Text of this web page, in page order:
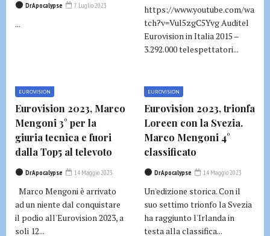
DrApocalypse 7 Luglio 2023
...
https://www.youtube.com/wa
tch?v=Vul5zgC5Yvg Auditel
Eurovision in Italia 2015 –
3.292.000 telespettatori...
EUROVISION
Eurovision 2023, Marco
Mengoni 3° per la
giuria tecnica e fuori
dalla Top5 al televoto
DrApocalypse 14 Maggio 2023
Marco Mengoni è arrivato
ad un niente dal conquistare
il podio all'Eurovision 2023, a
soli 12...
EUROVISION
Eurovision 2023, trionfa
Loreen con la Svezia.
Marco Mengoni 4°
classificato
DrApocalypse 14 Maggio 2023
Un'edizione storica. Con il
suo settimo trionfo la Svezia
ha raggiunto l'Irlanda in
testa alla classifica...